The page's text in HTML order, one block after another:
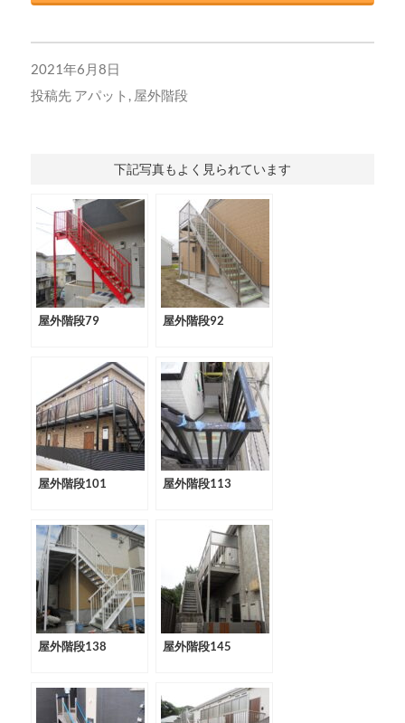
2021年6月8日
投稿先 アパット 屋外階段
下記写真もよく見られています
屋外階段79 屋外階段92
屋外階段101 屋外階段113
屋外階段138 屋外階段145